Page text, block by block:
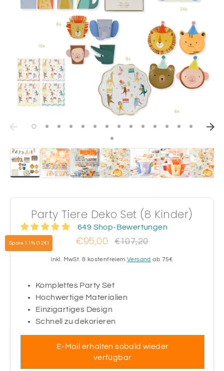
Party Tiere Deko Set (8 Kinder)
649 Shop-Bewertungen
€95,00
Normaler
€107,20
Spare 11% (12€)
inkl. MwSt. & kostenfreiemVersand ab 75€
Komplettes Party Set
Hochwertige Materialien
Einzigartiges Design
Schnell zu dekorieren
E-Mail erhalten sobald wieder
verfügbar